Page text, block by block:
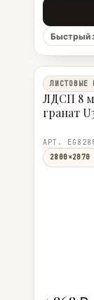
Быстрый
ЛИСТОВЫЕ
ЛДСП 8
гранат
АРТ.
2800×2070